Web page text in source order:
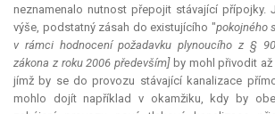
neznamenalo nutnost přepojit stávající přípojky.
výše, podstatný zásah do existujícího "pokojného
v rámci hodnocení požadavku plynoucího z §
zákona z roku 2006 především]by mohl přivodit až
jímž by se do provozu stávající kanalizace
mohlo dojít například v okamžiku, kdy by